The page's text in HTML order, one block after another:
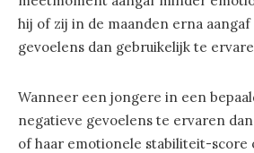
hij of zij in de maanden erna
gevoelens dan gebruikelijk te
Wanneer een jongere in een
negatieve gevoelens te ervaren
of haar emotionele stabiliteit-score